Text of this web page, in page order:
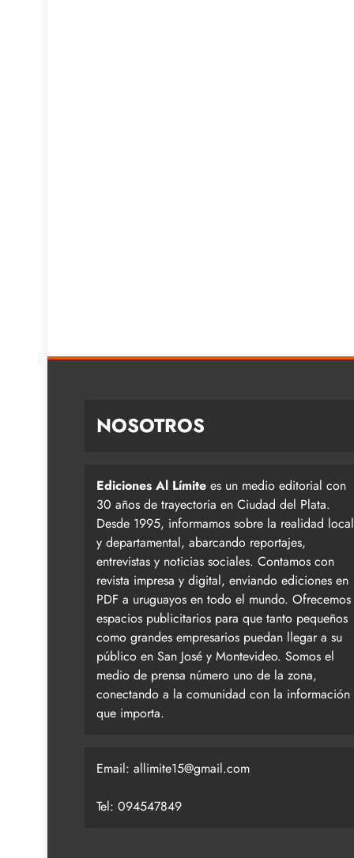
NOSOTROS
Ediciones Al Límite es un medio editorial con
30 años de trayectoria en Ciudad del Plata.
Desde 1995, informamos sobre la realidad local
y departamental, abarcando reportajes,
entrevistas y noticias sociales. Contamos con
revista impresa y digital, enviando ediciones en
PDF a uruguayos en todo el mundo. Ofrecemos
espacios publicitarios para que tanto pequeños
como grandes empresarios puedan llegar a su
público en San José y Montevideo. Somos el
medio de prensa número uno de la zona,
conectando a la comunidad con la información
que importa.
Email: allimite15@gmail.com
Tel: 094547849